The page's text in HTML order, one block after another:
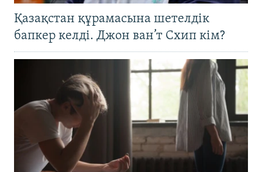
Қазақстан құрамасына шетелдік
бапкер келді. Джон ван’т Схип кім?